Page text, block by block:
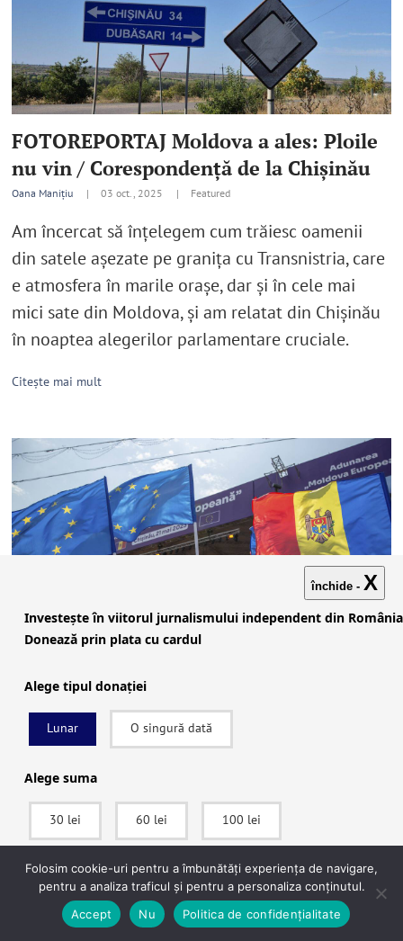
FOTOREPORTAJ Moldova a ales: Ploile
nu vin / Corespondență de la Chișinău
Oana Manițiu | 03 oct., 2025 | Featured
Am încercat să înțelegem cum trăiesc oamenii
din satele așezate pe granița cu Transnistria, care
e atmosfera în marile orașe, dar și în cele mai
mici sate din Moldova, și am relatat din Chișinău
în noaptea alegerilor parlamentare cruciale.
Citește mai mult
Cum e văzută în presa internațională
victoria zdrobitoare a Maiei Sandu:
”Europa răsuflă ușurată”
Citește mai mult
închide - X
Investește în viitorul jurnalismului independent din
Donează prin plata cu cardul
Alege tipul donației
Lunar O singură dată
Alege suma
30 lei 60 lei 100 lei
SUSȚINE
După ce vei apăsa pe Donează vei fi redirecționat către pagina securizată a
Folosim cookie-uri pentru a îmbunătăți experiența de navigare,
pentru a analiza traficul și pentru a personaliza conținutul.
Accept
Nu Politica de confidențialitate